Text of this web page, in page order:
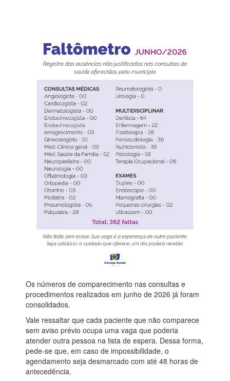
Os números de comparecimento nas consultas e
procedimentos realizados em junho de 2026 já foram
consolidados.
Vale ressaltar que cada paciente que não comparece
sem aviso prévio ocupa uma vaga que poderia
atender outra pessoa na lista de espera. Dessa forma,
pede-se que, em caso de impossibilidade, o
agendamento seja desmarcado com até 48 horas de
antecedência.